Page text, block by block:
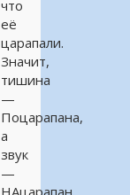
что
её
царапали.
Значит,
тишина
—
Поцарапана,
а
звук
—
НАцарапан